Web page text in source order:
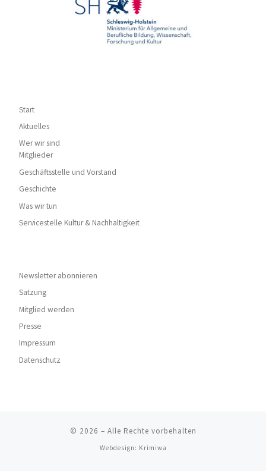
Start
Aktuelles
Wer wir sind
Mitglieder
Geschäftsstelle und Vorstand
Geschichte
Was wir tun
Servicestelle Kultur & Nachhaltigkeit
Newsletter abonnieren
Satzung
Mitglied werden
Presse
Impressum
Datenschutz
© 2026 – Alle Rechte vorbehalten
Webdesign: Krimiwa